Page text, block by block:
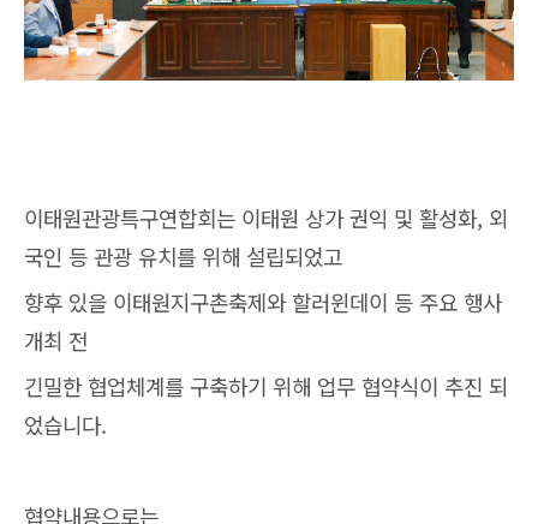
이태원관광특구연합회는 이태원 상가 권익 및 활성화, 외
국인 등 관광 유치를 위해 설립되었고
향후 있을 이태원지구촌축제와 할러윈데이 등 주요 행사
개최 전
긴밀한 협업체계를 구축하기 위해 업무 협약식이 추진 되
었습니다.
협약내용으로는